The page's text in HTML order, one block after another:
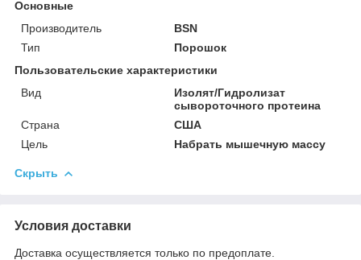
Основные
Производитель
BSN
Тип
Порошок
Пользовательские характеристики
Вид
Изолят/Гидролизат
сывороточного протеина
Страна
США
Цель
Набрать мышечную массу
Скрыть
Условия доставки
Доставка осуществляется только по предоплате.